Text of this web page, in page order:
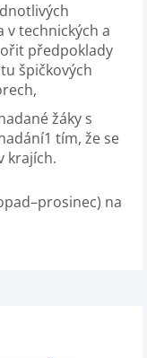
v technických a
předpoklady
špičkových
žáky s
tím, že se
krajích.
na